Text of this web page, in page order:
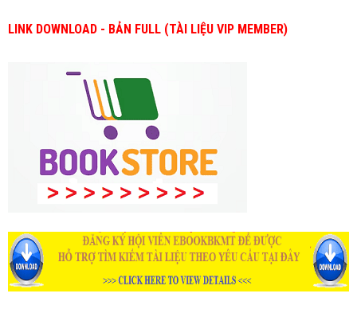
LINK DOWNLOAD - BẢN FULL (TÀI LIỆU VIP MEMBER)